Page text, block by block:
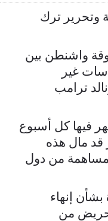
خبر7 - ترجمة وتحرير ترك
واشنطن بين
غير
ترامب
فيها كل أسبوع
قد مال هذه
بمساهمة من دول
بشأن إنهاء
من